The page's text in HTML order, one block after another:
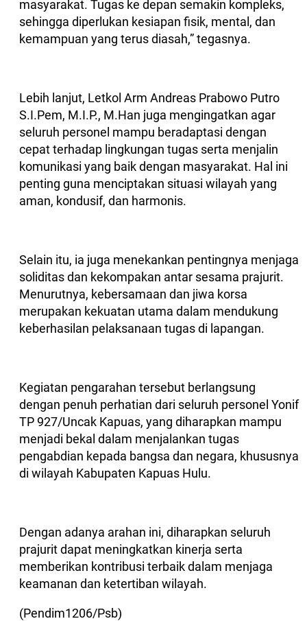
masyarakat. Tugas ke depan semakin kompleks,
sehingga diperlukan kesiapan fisik, mental, dan
kemampuan yang terus diasah,” tegasnya.
Lebih lanjut, Letkol Arm Andreas Prabowo Putro
S.I.Pem, M.I.P., M.Han juga mengingatkan agar
seluruh personel mampu beradaptasi dengan
cepat terhadap lingkungan tugas serta menjalin
komunikasi yang baik dengan masyarakat. Hal ini
penting guna menciptakan situasi wilayah yang
aman, kondusif, dan harmonis.
Selain itu, ia juga menekankan pentingnya menjaga
soliditas dan kekompakan antar sesama prajurit.
Menurutnya, kebersamaan dan jiwa korsa
merupakan kekuatan utama dalam mendukung
keberhasilan pelaksanaan tugas di lapangan.
Kegiatan pengarahan tersebut berlangsung
dengan penuh perhatian dari seluruh personel Yonif
TP 927/Uncak Kapuas, yang diharapkan mampu
menjadi bekal dalam menjalankan tugas
pengabdian kepada bangsa dan negara, khususnya
di wilayah Kabupaten Kapuas Hulu.
Dengan adanya arahan ini, diharapkan seluruh
prajurit dapat meningkatkan kinerja serta
memberikan kontribusi terbaik dalam menjaga
keamanan dan ketertiban wilayah.
(Pendim1206/Psb)